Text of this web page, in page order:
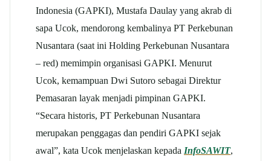
Indonesia (GAPKI), Mustafa Daulay yang akrab di
sapa Ucok, mendorong kembalinya PT Perkebunan
Nusantara (saat ini Holding Perkebunan Nusantara
– red) memimpin organisasi GAPKI. Menurut
Ucok, kemampuan Dwi Sutoro sebagai Direktur
Pemasaran layak menjadi pimpinan GAPKI.
“Secara historis, PT Perkebunan Nusantara
merupakan penggagas dan pendiri GAPKI sejak
awal”, kata Ucok menjelaskan kepada InfoSAWIT,